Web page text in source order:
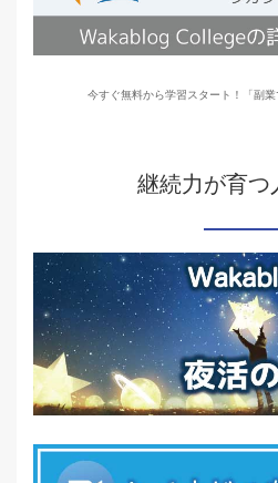
今すぐ無料から学習スタート！「副業
継続力が育つ